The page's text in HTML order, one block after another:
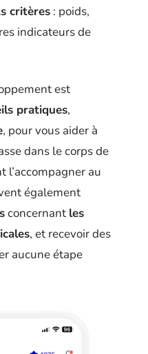
critères : poids,
indicateurs de
est
pratiques,
, pour vous aider à
dans le corps de
l’accompagner au
également
concernant les
, et recevoir des
aucune étape